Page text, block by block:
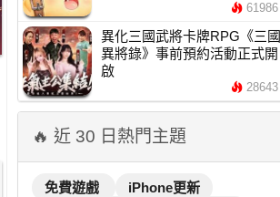
61986
異化三國武將卡牌RPG《三國
異將錄》事前預約活動正式開
啟
28643
🔥 近 30 日熱門主題
免費遊戲
iPhone更新